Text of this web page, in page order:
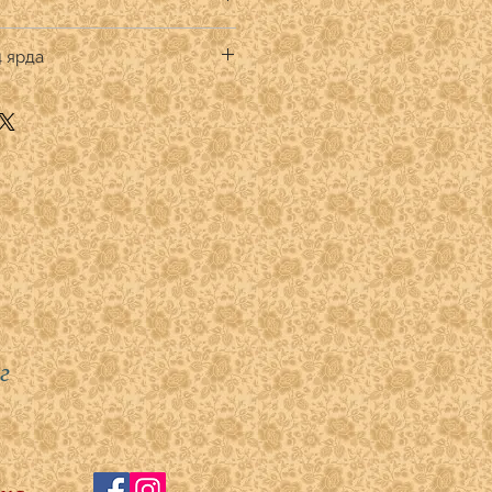
& Irene Fabrics
премиум
ярда
кратном 1/4 ярда.
указывать:
-1
- 2
3
4